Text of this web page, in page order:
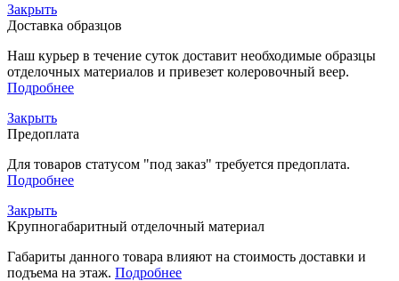
Закрыть
Доставка образцов
Наш курьер в течение суток доставит необходимые образцы
отделочных материалов и привезет колеровочный веер.
Подробнее
Закрыть
Предоплата
Для товаров статусом "под заказ" требуется предоплата.
Подробнее
Закрыть
Крупногабаритный отделочный материал
Габариты данного товара влияют на стоимость доставки и
подъема на этаж. Подробнее